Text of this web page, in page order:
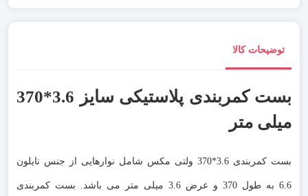
توضیحات کالا
بست کمربندی پلاستیکی سایز 3.6*370
میلی متر
بست کمربندی 3.6*370 ولتی مکس شامل نوارهایی از جنس نایلون
6.6 به طول 370 و عرض 3.6 میلی متر می باشد. بست کمربندی